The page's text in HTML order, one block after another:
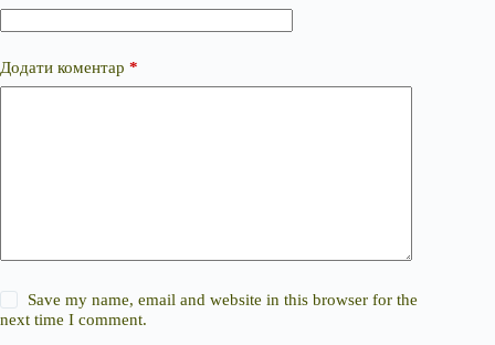
Додати коментар *
Save my name, email and website in this browser for the
next time I comment.